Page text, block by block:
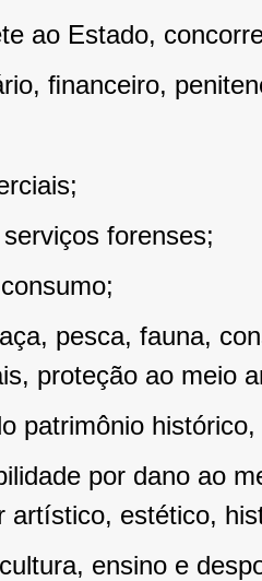
ao Estado,
ﬁnanceiro,
forenses;
pesca, fauna,
proteção ao meio
patrimônio
por dano ao
artístico, estético,
ensino e